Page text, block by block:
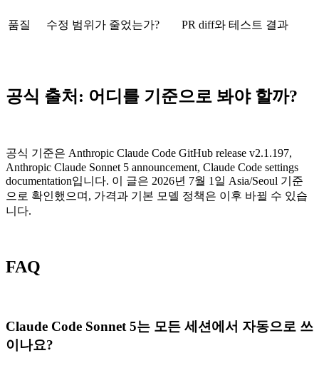
품질 수정 범위가 줄었는가? PR diff와 테스트 결과
공식 출처: 어디를 기준으로 봐야 할까?
공식 기준은 Anthropic Claude Code GitHub release v2.1.197,
Anthropic Claude Sonnet 5 announcement, Claude Code settings
documentation입니다. 이 글은 2026년 7월 1일 Asia/Seoul 기준
으로 확인했으며, 가격과 기본 모델 정책은 이후 바뀔 수 있습
니다.
FAQ
Claude Code Sonnet 5는 모든 세션에서 자동으로 쓰
이나요?